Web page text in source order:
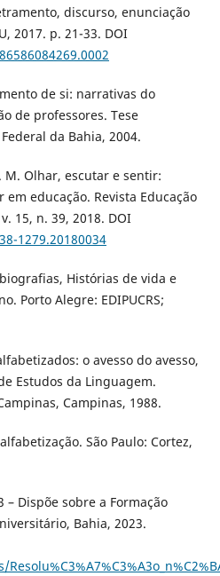
discurso, enunciação
2017. p. 21-33. DOI
de si: narrativas do
de professores. Tese
da Bahia, 2004.
M. Olhar, escutar e sentir:
educação. Revista Educação
15, n. 39, 2018. DOI
1279.20180034
Histórias de vida e
Porto Alegre: EDIPUCRS;
o avesso do avesso,
Estudos da Linguagem.
Campinas, 1988.
São Paulo: Cortez,
– Dispõe sobre a Formação
Bahia, 2023.